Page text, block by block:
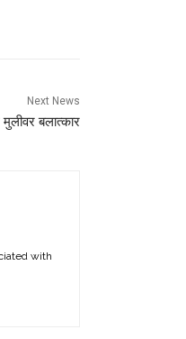
Next News
बलात्कार
with